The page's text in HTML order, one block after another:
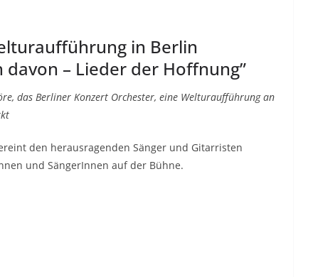
in Berlin
davon – Lieder der Hoffnung”
das Berliner Konzert Orchester, eine Welturaufführung an
den herausragenden Sänger und Gitarristen
und SängerInnen auf der Bühne.